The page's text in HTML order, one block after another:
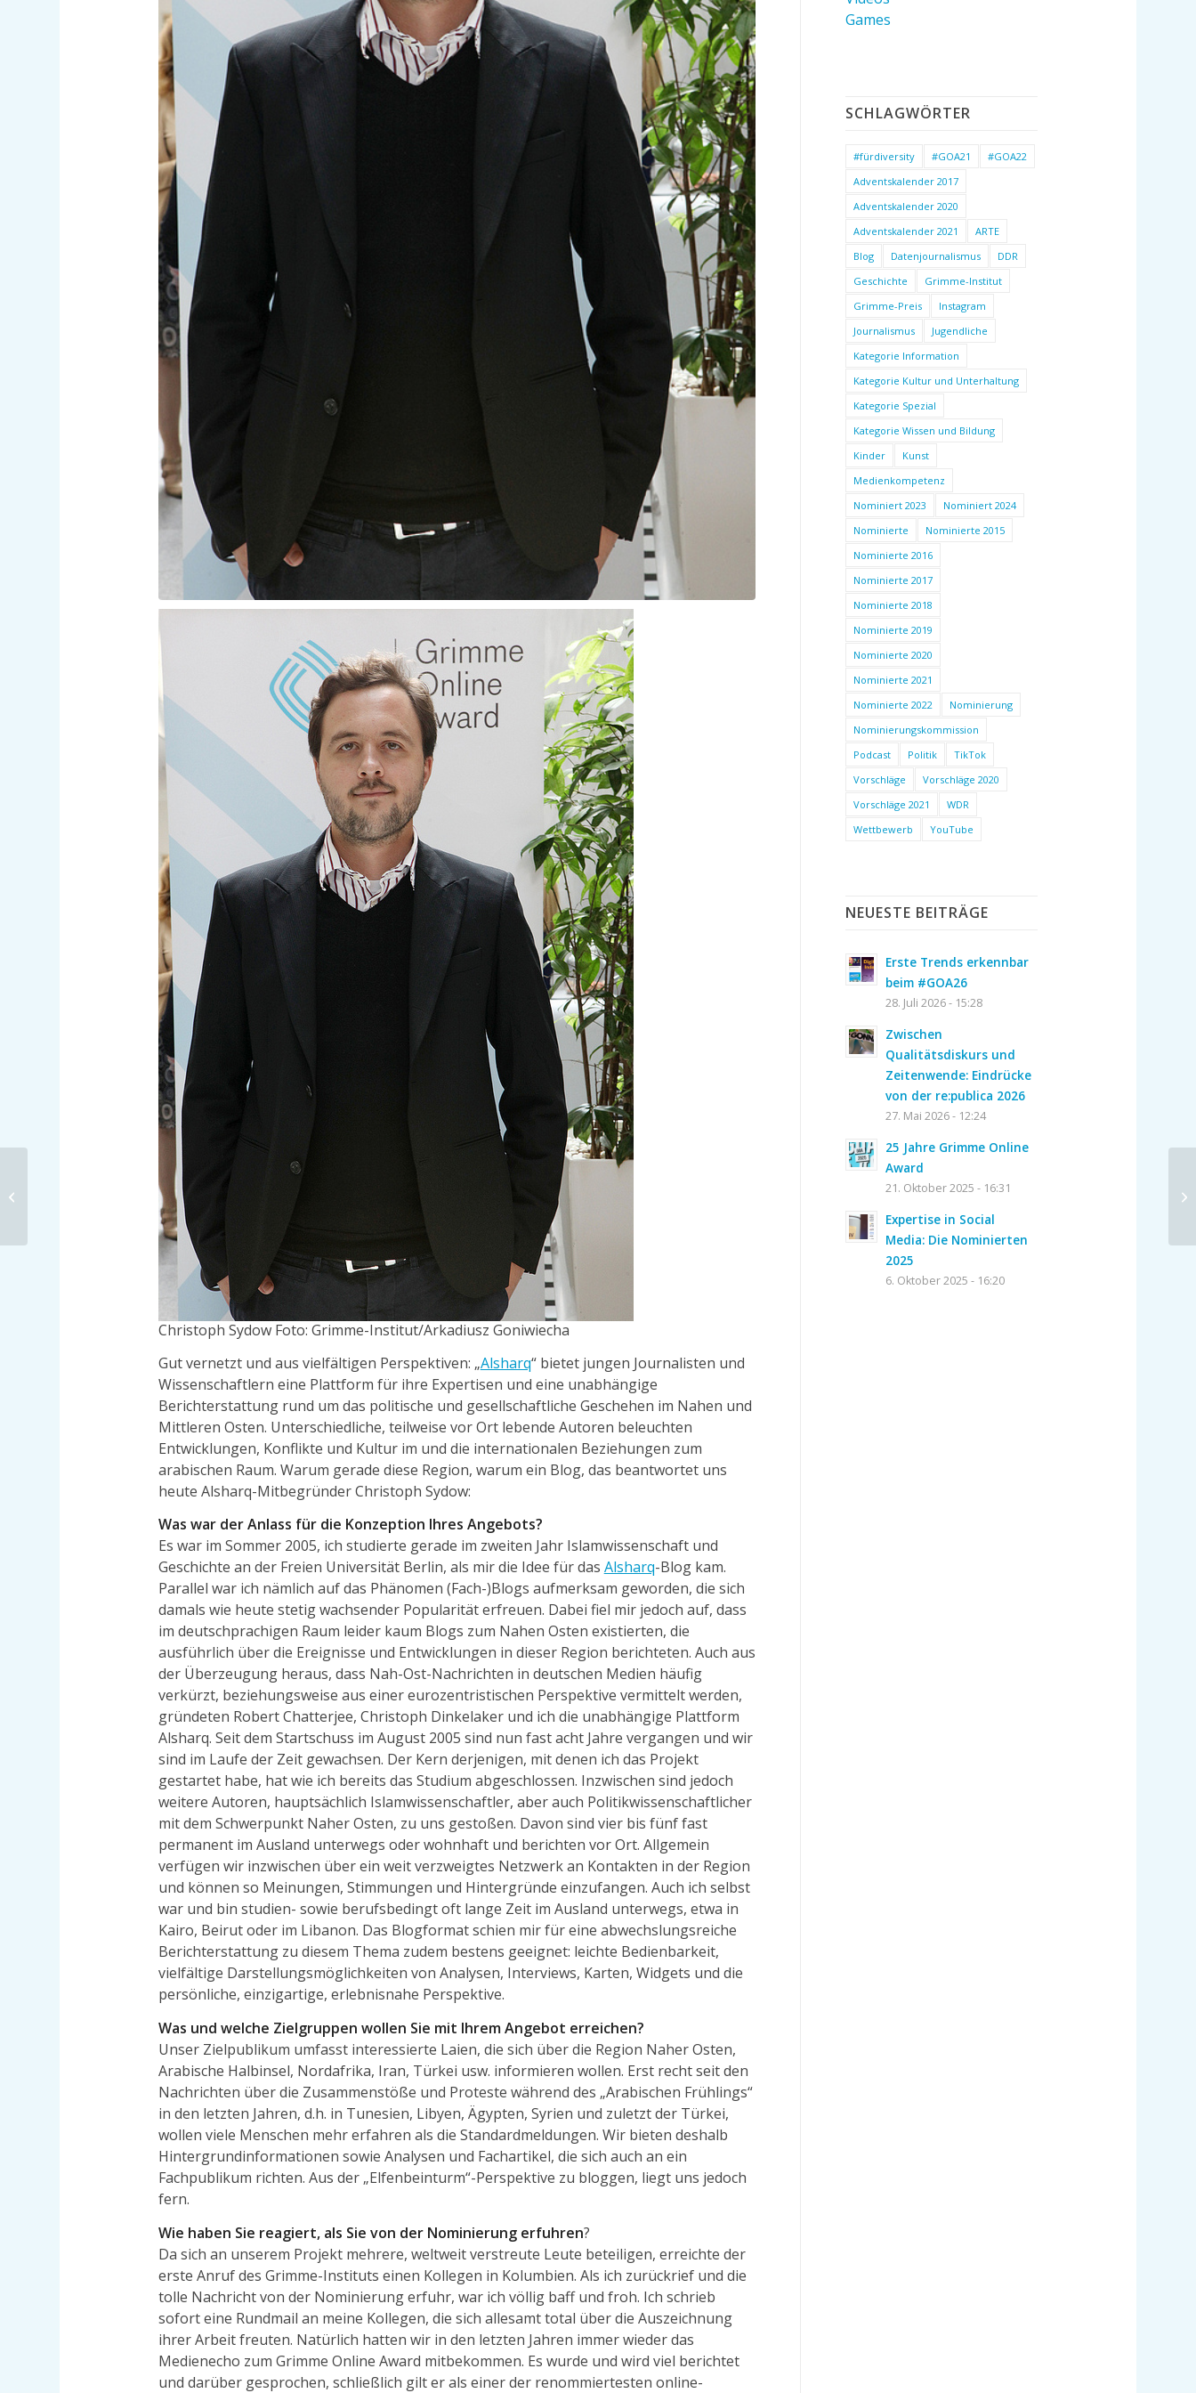
Christoph Sydow Foto: Grimme-Institut/Arkadiusz Goniwiecha
Gut vernetzt und aus vielfältigen Perspektiven: „Alsharq“ bietet jungen Journalisten und
Wissenschaftlern eine Plattform für ihre Expertisen und eine unabhängige
Berichterstattung rund um das politische und gesellschaftliche Geschehen im Nahen und
Mittleren Osten. Unterschiedliche, teilweise vor Ort lebende Autoren beleuchten
Entwicklungen, Konflikte und Kultur im und die internationalen Beziehungen zum
arabischen Raum. Warum gerade diese Region, warum ein Blog, das beantwortet uns
heute Alsharq-Mitbegründer Christoph Sydow:
Was war der Anlass für die Konzeption Ihres Angebots?
Es war im Sommer 2005, ich studierte gerade im zweiten Jahr Islamwissenschaft und
Geschichte an der Freien Universität Berlin, als mir die Idee für das Alsharq-Blog kam.
Parallel war ich nämlich auf das Phänomen (Fach-)Blogs aufmerksam geworden, die sich
damals wie heute stetig wachsender Popularität erfreuen. Dabei fiel mir jedoch auf, dass
im deutschprachigen Raum leider kaum Blogs zum Nahen Osten existierten, die
ausführlich über die Ereignisse und Entwicklungen in dieser Region berichteten. Auch aus
der Überzeugung heraus, dass Nah-Ost-Nachrichten in deutschen Medien häufig
verkürzt, beziehungsweise aus einer eurozentristischen Perspektive vermittelt werden,
gründeten Robert Chatterjee, Christoph Dinkelaker und ich die unabhängige Plattform
Alsharq. Seit dem Startschuss im August 2005 sind nun fast acht Jahre vergangen und wir
sind im Laufe der Zeit gewachsen. Der Kern derjenigen, mit denen ich das Projekt
gestartet habe, hat wie ich bereits das Studium abgeschlossen. Inzwischen sind jedoch
weitere Autoren, hauptsächlich Islamwissenschaftler, aber auch Politikwissenschaftlicher
mit dem Schwerpunkt Naher Osten, zu uns gestoßen. Davon sind vier bis fünf fast
permanent im Ausland unterwegs oder wohnhaft und berichten vor Ort. Allgemein
verfügen wir inzwischen über ein weit verzweigtes Netzwerk an Kontakten in der Region
und können so Meinungen, Stimmungen und Hintergründe einzufangen. Auch ich selbst
war und bin studien- sowie berufsbedingt oft lange Zeit im Ausland unterwegs, etwa in
Kairo, Beirut oder im Libanon. Das Blogformat schien mir für eine abwechslungsreiche
Berichterstattung zu diesem Thema zudem bestens geeignet: leichte Bedienbarkeit,
vielfältige Darstellungsmöglichkeiten von Analysen, Interviews, Karten, Widgets und die
persönliche, einzigartige, erlebnisnahe Perspektive.
Was und welche Zielgruppen wollen Sie mit Ihrem Angebot erreichen?
Unser Zielpublikum umfasst interessierte Laien, die sich über die Region Naher Osten,
Arabische Halbinsel, Nordafrika, Iran, Türkei usw. informieren wollen. Erst recht seit den
Nachrichten über die Zusammenstöße und Proteste während des „Arabischen Frühlings“
in den letzten Jahren, d.h. in Tunesien, Libyen, Ägypten, Syrien und zuletzt der Türkei,
wollen viele Menschen mehr erfahren als die Standardmeldungen. Wir bieten deshalb
Hintergrundinformationen sowie Analysen und Fachartikel, die sich auch an ein
Fachpublikum richten. Aus der „Elfenbeinturm“-Perspektive zu bloggen, liegt uns jedoch
fern.
Wie haben Sie reagiert, als Sie von der Nominierung erfuhren?
Da sich an unserem Projekt mehrere, weltweit verstreute Leute beteiligen, erreichte der
erste Anruf des Grimme-Instituts einen Kollegen in Kolumbien. Als ich zurückrief und die
tolle Nachricht von der Nominierung erfuhr, war ich völlig baff und froh. Ich schrieb
sofort eine Rundmail an meine Kollegen, die sich allesamt total über die Auszeichnung
ihrer Arbeit freuten. Natürlich hatten wir in den letzten Jahren immer wieder das
Medienecho zum Grimme Online Award mitbekommen. Es wurde und wird viel berichtet
und darüber gesprochen, schließlich gilt er als einer der renommiertesten online-
Games
SCHLAGWÖRTER
#fürdiversity #GOA21
#GOA22
Adventskalender 2017
Adventskalender 2020
Adventskalender 2021
ARTE
Blog
Datenjournalismus
DDR
Geschichte
Grimme-Institut
Grimme-Preis
Instagram
Journalismus
Jugendliche
Kategorie Information
Kategorie Kultur und Unterhaltung
Kategorie Spezial
Kategorie Wissen und Bildung
Kinder
Kunst
Medienkompetenz
Nominiert 2023
Nominiert 2024
Nominierte
Nominierte 2015
Nominierte 2016
Nominierte 2017
Nominierte 2018
Nominierte 2019
Nominierte 2020
Nominierte 2021
Nominierte 2022
Nominierung
Nominierungskommission
Podcast
Politik
TikTok
Vorschläge
Vorschläge 2020
Vorschläge 2021
WDR
Wettbewerb
YouTube
NEUESTE BEITRÄGE
Erste Trends erkennbar
beim #GOA26
28. Juli 2026 - 15:28
Zwischen
Qualitätsdiskurs und
Zeitenwende: Eindrücke
von der re:publica 2026
27. Mai 2026 - 12:24
25 Jahre Grimme Online
Award
21. Oktober 2025 - 16:31
Expertise in Social
Media: Die Nominierten
2025
6. Oktober 2025 - 16:20